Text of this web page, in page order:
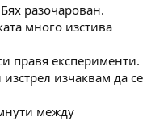
разочарован.
много изстива
правя експерименти.
изчаквам да се
между